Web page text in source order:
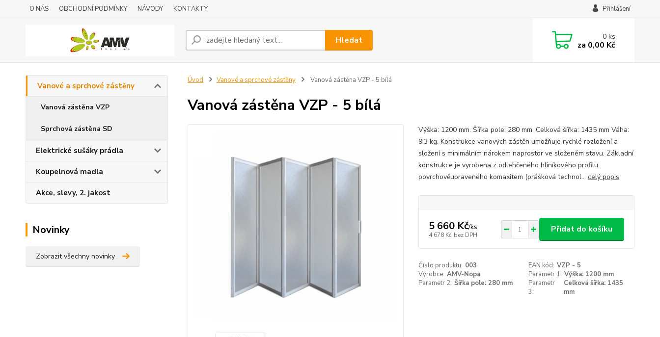
O NÁS OBCHODNÍ PODMÍNKY NÁVODY KONTAKTY Přihlášení
Hledat 0ks
za 0,00 Kč
Vanové a sprchové zástěny
Vanová zástěna VZP
Sprchová zástěna SD
Elektrické sušáky prádla
Koupelnová madla
Akce, slevy, 2. jakost
Novinky
Zobrazit všechny novinky
Úvod Vanové a sprchové zástěny Vanová zástěna VZP - 5 bílá
Vanová zástěna VZP - 5 bílá
Výška: 1200 mm. Šířka pole: 280 mm. Celková šířka: 1435 mm Váha:
9,3 kg. Konstrukce vanových zástěn umožňuje rychlé rozložení a
složení s minimálním nárokem naprostor ve složeném stavu. Základní
konstrukce je vyrobena z odlehčeného hliníkového profilu
povrchověupraveného komaxitem (prášková technol... celý popis
5 660 Kč/ks
4 678 Kč bez DPH
Přidat do košíku
Číslo produktu: 003 EAN kód: VZP - 5
Výrobce: AMV-Nopa Parametr 1: Výška: 1200 mm
Parametr 2: Šířka pole: 280 mm
Parametr
3:
Celková šířka: 1435
mm